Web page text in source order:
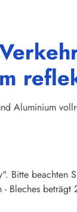
Aluminium
beachten
Bleches